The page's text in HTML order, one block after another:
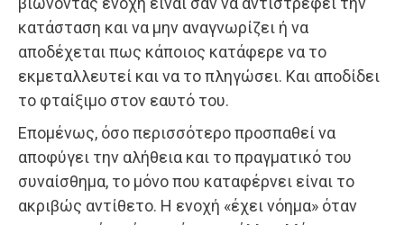
κατάσταση και να μην αναγνωρίζει ή να
αποδέχεται πως κάποιος κατάφερε να το
εκμεταλλευτεί και να το πληγώσει. Και αποδίδει
το φταίξιμο στον εαυτό του.
Επομένως, όσο περισσότερο προσπαθεί να
αποφύγει την αλήθεια και το πραγματικό του
συναίσθημα, το μόνο που καταφέρνει είναι το
ακριβώς αντίθετο. Η ενοχή «έχει νόημα» όταν